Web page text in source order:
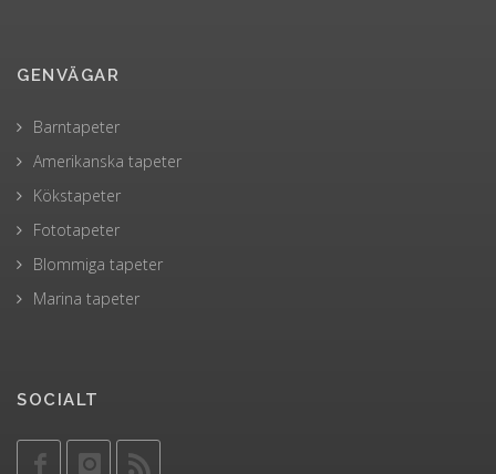
GENVÄGAR
Barntapeter
Amerikanska tapeter
Kökstapeter
Fototapeter
Blommiga tapeter
Marina tapeter
SOCIALT